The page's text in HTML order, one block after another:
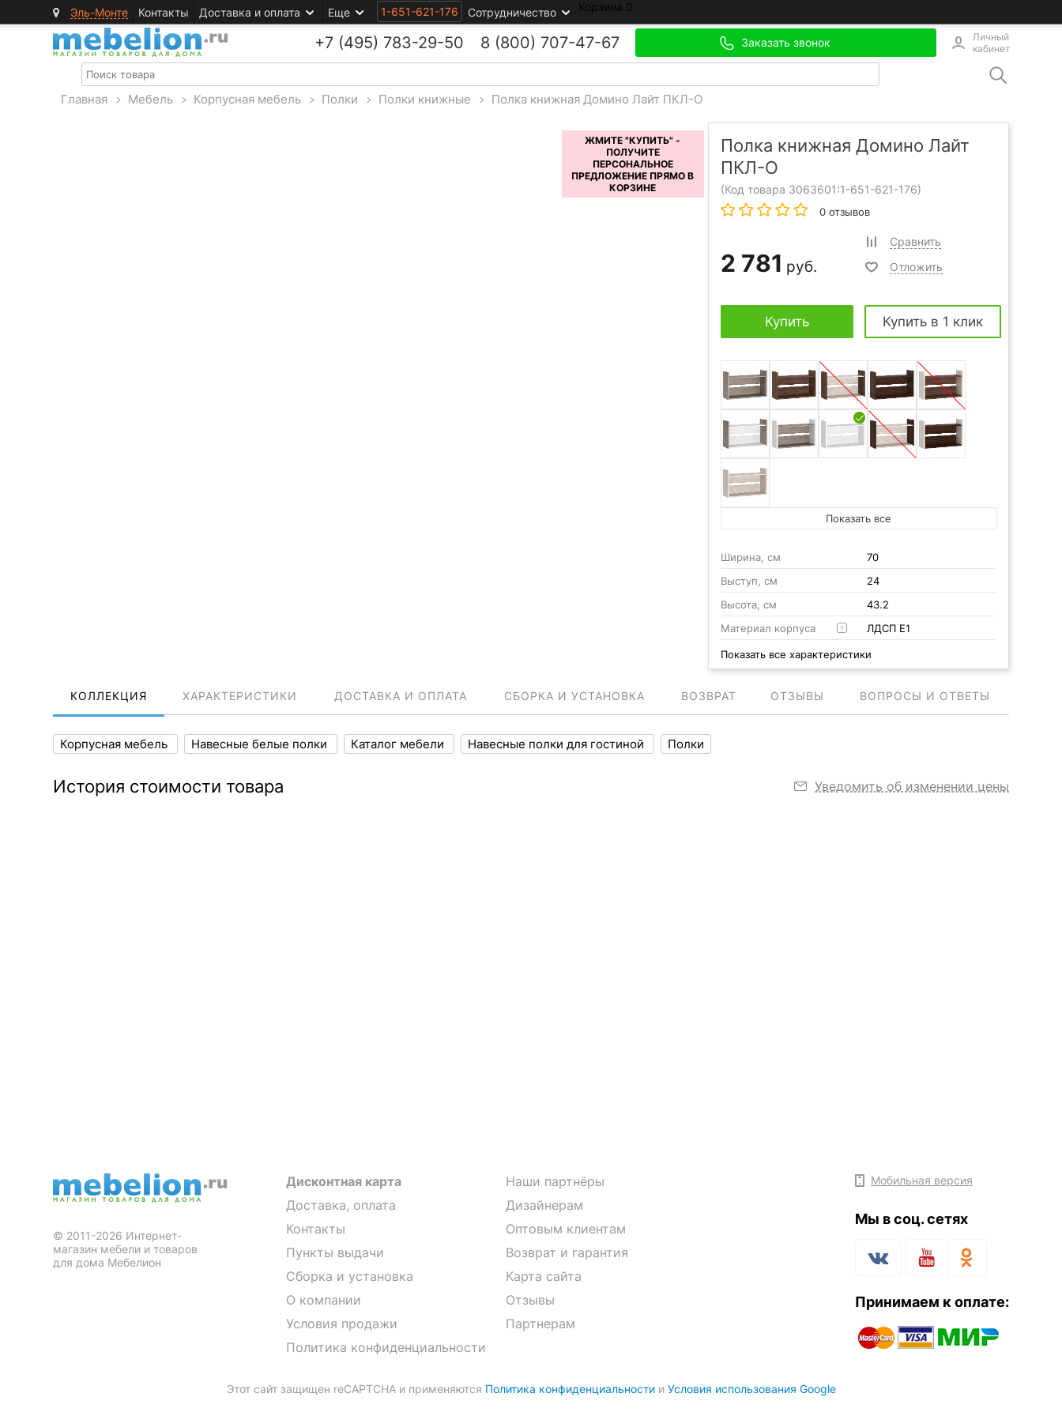
Эль-Монте Контакты Доставка и оплата Еще 1-651-621-176 Сотрудничество Корзина 0
+7 (495) 783-29-50 8 (800) 707-47-67 Заказать звонок
Личный
кабинет
Главная > Мебель > Корпусная мебель > Полки > Полки книжные > Полка книжная Домино Лайт ПКЛ-О
Полка книжная Домино Лайт
ПКЛ-О
(Код товара 3063601:1-651-621-176)
0 отзывов
2 781 руб.
Сравнить
Отложить
Купить Купить в 1 клик
Показать все
Ширина, см
70
Выступ, см
24
Высота, см
43.2
Материал корпуса
? ЛДСП Е1
Показать все характеристики
КОЛЛЕКЦИЯ ХАРАКТЕРИСТИКИ ДОСТАВКА И ОПЛАТА СБОРКА И УСТАНОВКА ВОЗВРАТ ОТЗЫВЫ ВОПРОСЫ И ОТВЕТЫ
Корпусная мебель Навесные белые полки Каталог мебели Навесные полки для гостиной Полки
История стоимости товара Уведомить об изменении цены
© 2011-2026 Интернет-
магазин мебели и товаров
для дома Мебелион
Дисконтная карта
Доставка, оплата
Контакты
Пункты выдачи
Сборка и установка
О компании
Условия продажи
Политика конфиденциальности
Наши партнёры
Дизайнерам
Оптовым клиентам
Возврат и гарантия
Карта сайта
Отзывы
Партнерам
Мобильная версия
Мы в соц. сетях
Принимаем к оплате:
Этот сайт защищен reCAPTCHA и применяются Политика конфиденциальностии Условия использования Google